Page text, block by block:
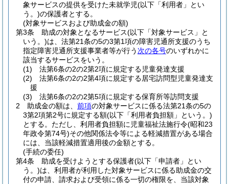
象サービスの提供を受けた未就学児(以下「利用者」とい
う。)の保護者とする。
(対象サービスおよび助成金の額)
第3条
助成の対象となるサービス(以下「対象サービス」と
いう。)は、法第21条の5の3第1項の障害児通所支援のうち
指定障害児通所支援事業者等が行う 次の各号のいずれかに
該当するサービスをいう。
(1)
法第6条の2の2第2項に規定する児童発達支援
(2)
法第6条の2の2第4項に規定する居宅訪問型児童発達支
援
(3)
法第6条の2の2第5項に規定する保育所等訪問支援
2
助成金の額は、 前項の対象サービスに係る法第21条の5の
3第2項第2号に規定する額(以下「利用者負担額」という。)
とする。 ただし、利用者負担額に児童福祉法施行令(昭和23
年政令第74号)その他関係法令等による軽減措置がある場合
には、当該軽減措置適用後の金額とする。
(手続の委任)
第4条
助成を受けようとする保護者(以下「申請者」とい
う。)は、利用者が利用した対象サービスに係る助成金の交
付の申請、請求および受領に係る一切の権限を、当該対象